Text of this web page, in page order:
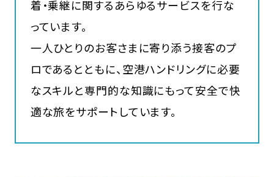
着・乗継に関するあらゆるサービスを行な
っています。
一人ひとりのお客さまに寄り添う接客のプ
ロであるとともに、空港ハンドリングに必要
なスキルと専門的な知識にもって安全で快
適な旅をサポートしています。